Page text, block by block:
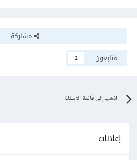
مشاركة
متابعون
2
اذهب إلى قائمة الأسئلة
إعلانات